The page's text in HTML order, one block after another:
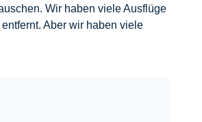
Wir haben viele Ausflüge
Aber wir haben viele